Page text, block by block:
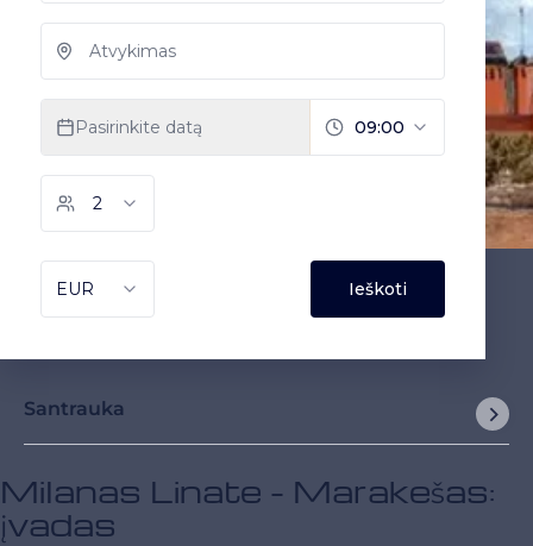
Santrauka
Milanas Linate - Marakešas:
įvadas